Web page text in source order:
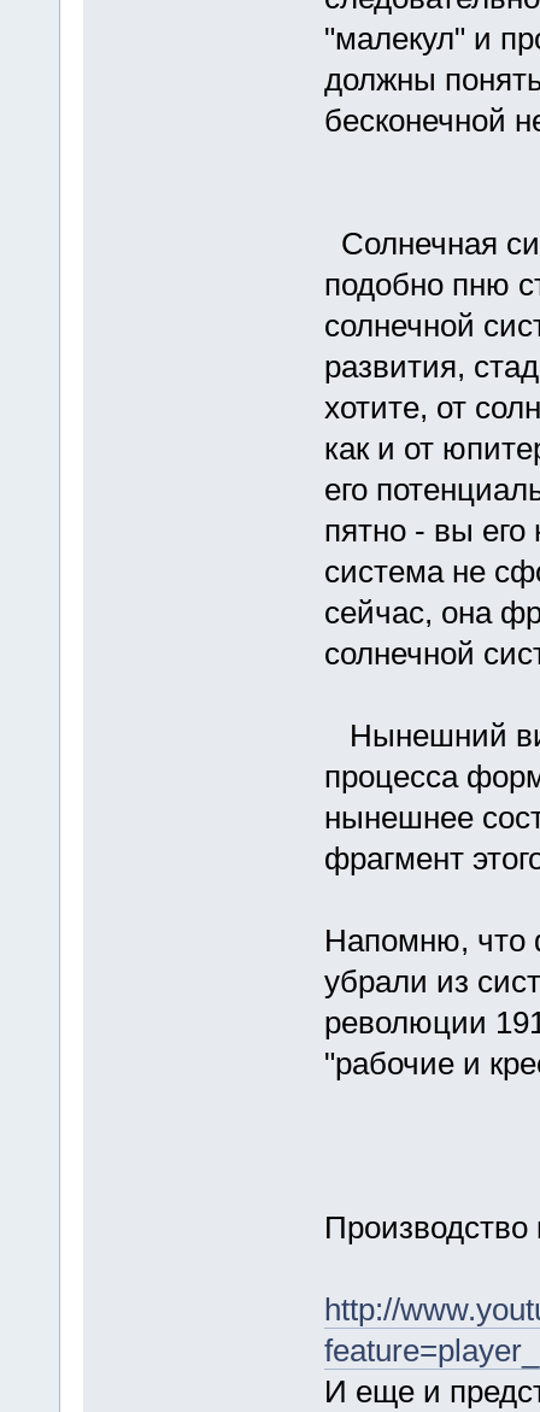
"малекул" и
должны
бесконечной
Солнечная
подобно пню
солнечной
развития,
хотите, от
как и от
его
пятно - вы
система не
сейчас, она
солнечной
Нынешний
процесса
нынешнее
фрагмент
Напомню, что
убрали из
революции
"рабочие и
Производство
http://
И еще и